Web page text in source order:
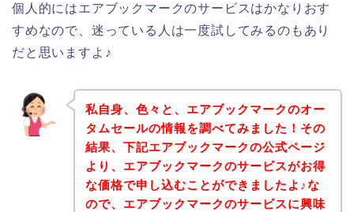
個人的にはエアブックマークのサービスはかなりおす
すめなので、迷っている人は一度試してみるのもあり
だと思いますよ♪
私自身、色々と、エアブックマークのオー
タムセールの情報を調べてみました！その
結果、下記エアブックマークの公式ページ
より、エアブックマークのサービスがお得
な価格で申し込むことができましたよ♪な
ので、エアブックマークのサービスに興味